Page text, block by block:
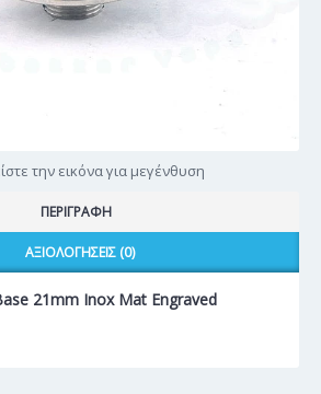
την εικόνα για μεγένθυση
ΠΕΡΙΓΡΑΦΉ
ΑΞΙΟΛΟΓΉΣΕΙΣ (0)
21mm Inox Mat Engraved